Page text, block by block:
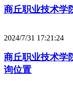
商丘职业技术学
2024/7/31 17:21:24
商丘职业技术学
询位置